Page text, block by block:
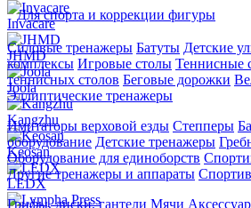
Для спорта и коррекции фигуры
Силовые тренажеры Батуты Детские
комплексы Игровые столы Теннисные
теннисных столов Беговые дорожки
Эллиптические тренажеры
Имитаторы верховой езды Степперы
оборудование Детские тренажеры
Оборудование для единоборств
Другие тренажеры и аппараты
Грифы, диски, гантели Мячи
Invacare
JHMD
Joola
Kangzhu
Keosan
LEDX